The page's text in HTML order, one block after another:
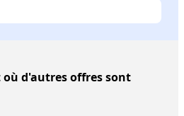
d'autres offres sont